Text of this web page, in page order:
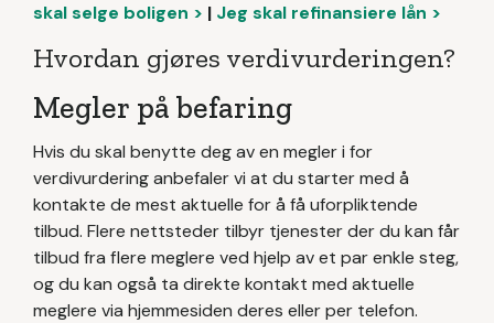
skal selge boligen > | Jeg skal refinansiere lån >
Hvordan gjøres verdivurderingen?
Megler på befaring
Hvis du skal benytte deg av en megler i for
verdivurdering anbefaler vi at du starter med å
kontakte de mest aktuelle for å få uforpliktende
tilbud. Flere nettsteder tilbyr tjenester der du kan får
tilbud fra flere meglere ved hjelp av et par enkle steg,
og du kan også ta direkte kontakt med aktuelle
meglere via hjemmesiden deres eller per telefon.